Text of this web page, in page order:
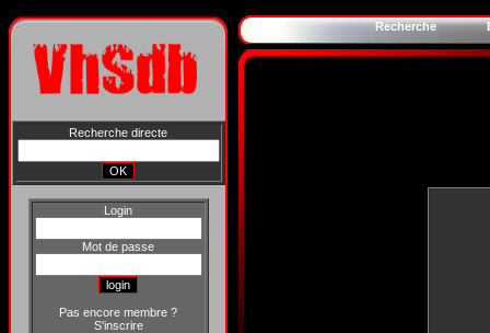
Recherche directe
Login
Mot de passe
Pas encore membre ?
S'inscrire
Recherche